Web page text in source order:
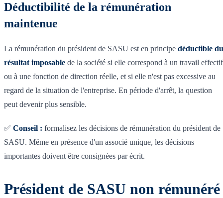
Déductibilité de la rémunération
maintenue
La rémunération du président de SASU est en principe déductible du
résultat imposable de la société si elle correspond à un travail effectif
ou à une fonction de direction réelle, et si elle n'est pas excessive au
regard de la situation de l'entreprise. En période d'arrêt, la question
peut devenir plus sensible.
✅ Conseil : formalisez les décisions de rémunération du président de
SASU. Même en présence d'un associé unique, les décisions
importantes doivent être consignées par écrit.
Président de SASU non rémunéré